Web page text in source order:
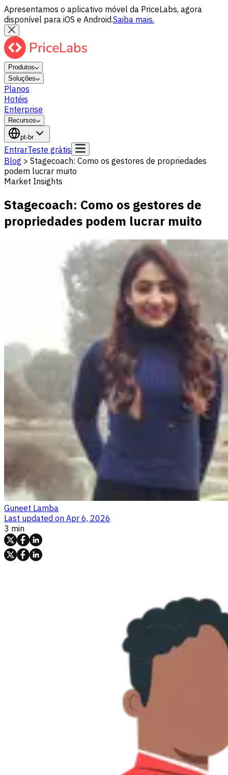
Apresentamos o aplicativo móvel da PriceLabs, agora
disponível para iOS e Android.Saiba mais.
Produtos
Soluções
Planos
Hotéis
Enterprise
Recursos
pt-br
EntrarTeste grátis
Blog > Stagecoach: Como os gestores de propriedades
podem lucrar muito
Market Insights
Stagecoach: Como os gestores de
propriedades podem lucrar muito
Guneet Lamba
Last updated on Apr 6, 2026
3 min